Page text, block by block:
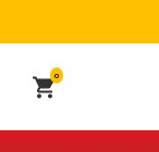
0